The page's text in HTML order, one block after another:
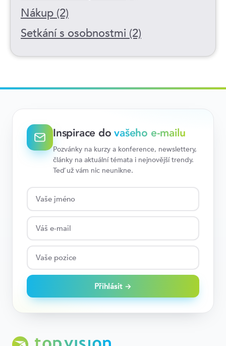
Nákup (2)
Setkání s osobnostmi (2)
Inspirace dovašeho e-mailu
Pozvánky na kurzy a konference, newslettery,
články na aktuální témata i nejnovější trendy.
Teď už vám nic neunikne.
Přihlásit →